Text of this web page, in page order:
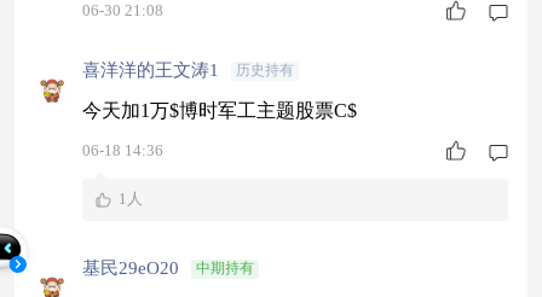
06-30 21:08
喜洋洋的王文涛1 历史持有
今天加1万$博时军工主题股票C$
06-18 14:36
1人
基民29eO20 中期持有